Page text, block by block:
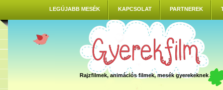
LEGÚJABB MESÉK KAPCSOLAT PARTNEREK
Rajzfilmek, animációs filmek, mesék gyerekeknek